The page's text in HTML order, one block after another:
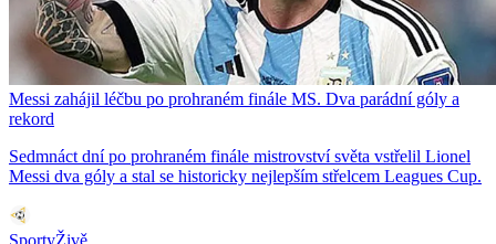
Messi zahájil léčbu po prohraném finále MS. Dva parádní góly a
rekord
Sedmnáct dní po prohraném finále mistrovství světa vstřelil Lionel
Messi dva góly a stal se historicky nejlepším střelcem Leagues Cup.